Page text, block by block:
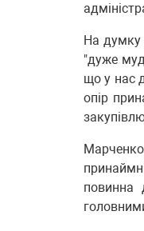
На думку
"дуже
що у нас
опір
повинна